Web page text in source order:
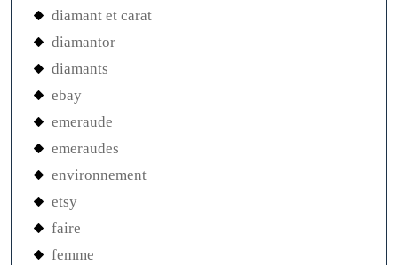
diamant et carat
diamantor
diamants
ebay
emeraude
emeraudes
environnement
etsy
faire
femme